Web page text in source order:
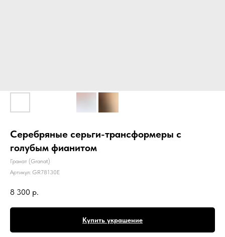
Серебряные серьги-трансформеры с
голубым фианитом
Гранат (Granat)
Артикул: GR78130E
8 300 р.
Купить украшение